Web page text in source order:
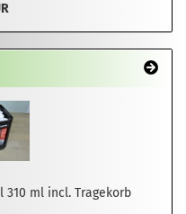
310 ml incl. Tragekorb